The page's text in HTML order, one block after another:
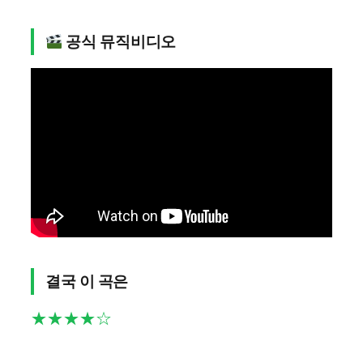
공식 뮤직비디오
결국 이 곡은
★★★★☆